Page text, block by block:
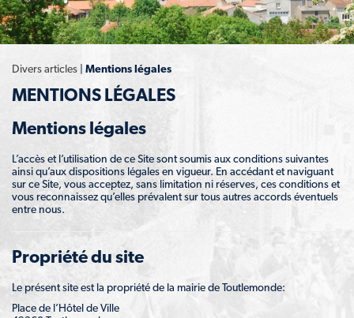
Divers articles Mentions légales
MENTIONS LÉGALES
Mentions légales
L’accès et l’utilisation de ce Site sont soumis aux conditions suivantes
ainsi qu’aux dispositions légales en vigueur. En accédant et naviguant
sur ce Site, vous acceptez, sans limitation ni réserves, ces conditions et
vous reconnaissez qu’elles prévalent sur tous autres accords éventuels
entre nous.
Propriété du site
Le présent site est la propriété de la mairie de Toutlemonde:
Place de l’Hôtel de Ville